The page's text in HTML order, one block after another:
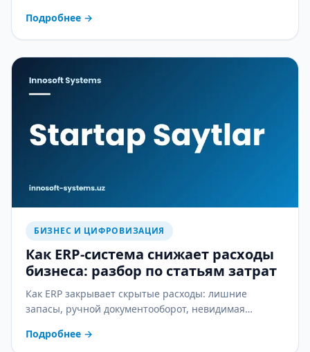
Подробнее →
БИЗНЕС И ЦИФРОВИЗАЦИЯ
Как ERP-система снижает расходы
бизнеса: разбор по статьям затрат
Как ERP закрывает скрытые расходы: лишние
запасы, ручной документооборот, невидимая
разбор.
Подробнее →